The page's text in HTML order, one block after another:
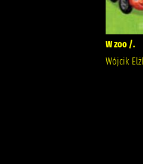
W zoo /.
Wójcik